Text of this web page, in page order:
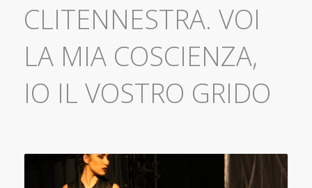
CLITENNESTRA. VOI
LA MIA COSCIENZA,
IO IL VOSTRO GRIDO